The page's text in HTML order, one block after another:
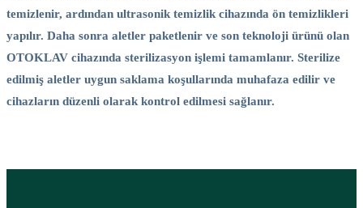
temizlenir, ardından ultrasonik temizlik cihazında ön temizlikleri
yapılır. Daha sonra aletler paketlenir ve son teknoloji ürünü olan
OTOKLAV cihazında sterilizasyon işlemi tamamlanır. Sterilize
edilmiş aletler uygun saklama koşullarında muhafaza edilir ve
cihazların düzenli olarak kontrol edilmesi sağlanır.